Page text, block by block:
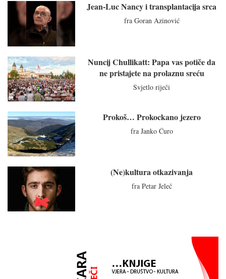
Jean-Luc Nancy i transplantacija srca
fra Goran Azinović
Nuncij Chullikatt: Papa vas potiče da
ne pristajete na prolaznu sreću
Svjetlo riječi
Prokoš… Prokockano jezero
fra Janko Ćuro
(Ne)kultura otkazivanja
fra Petar Jeleč